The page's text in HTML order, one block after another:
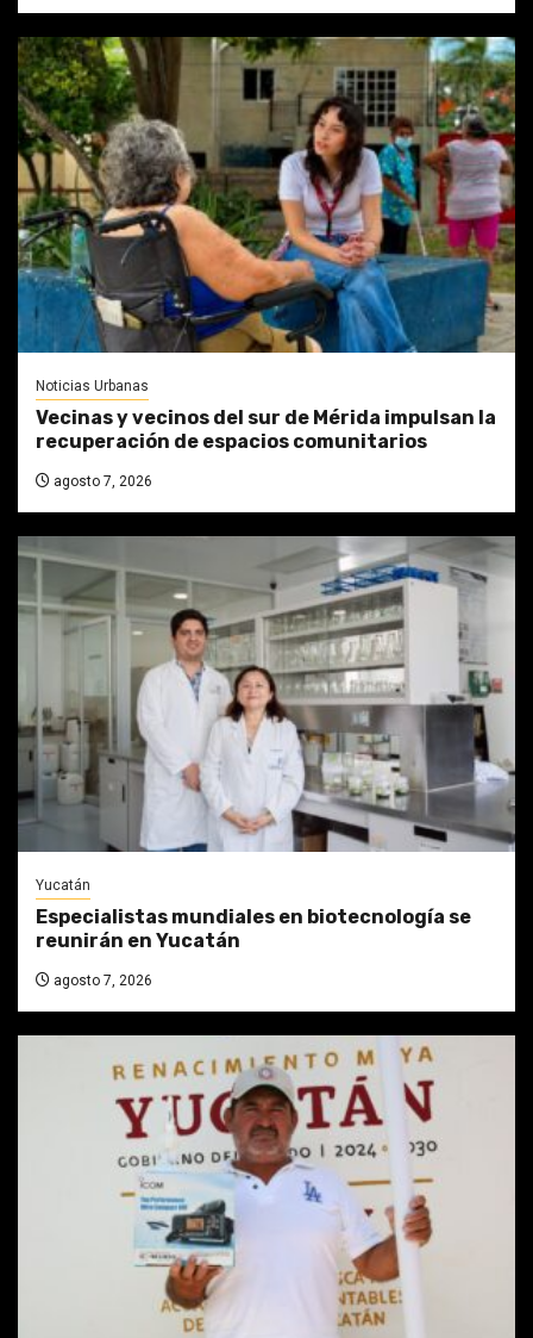
Noticias Urbanas
Vecinas y vecinos del sur de Mérida impulsan la
recuperación de espacios comunitarios
agosto 7, 2026
Yucatán
Especialistas mundiales en biotecnología se
reunirán en Yucatán
agosto 7, 2026